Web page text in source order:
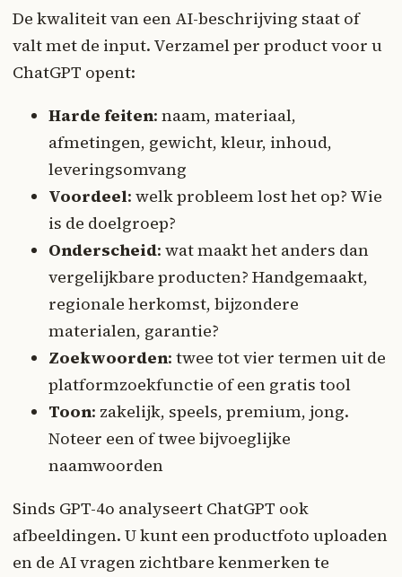
De kwaliteit van een AI-beschrijving staat of
valt met de input. Verzamel per product voor u
ChatGPT opent:
Harde feiten: naam, materiaal,
afmetingen, gewicht, kleur, inhoud,
leveringsomvang
Voordeel: welk probleem lost het op? Wie
is de doelgroep?
Onderscheid: wat maakt het anders dan
vergelijkbare producten? Handgemaakt,
regionale herkomst, bijzondere
materialen, garantie?
Zoekwoorden: twee tot vier termen uit de
platformzoekfunctie of een gratis tool
Toon: zakelijk, speels, premium, jong.
Noteer een of twee bijvoeglijke
naamwoorden
Sinds GPT-4o analyseert ChatGPT ook
afbeeldingen. U kunt een productfoto uploaden
en de AI vragen zichtbare kenmerken te